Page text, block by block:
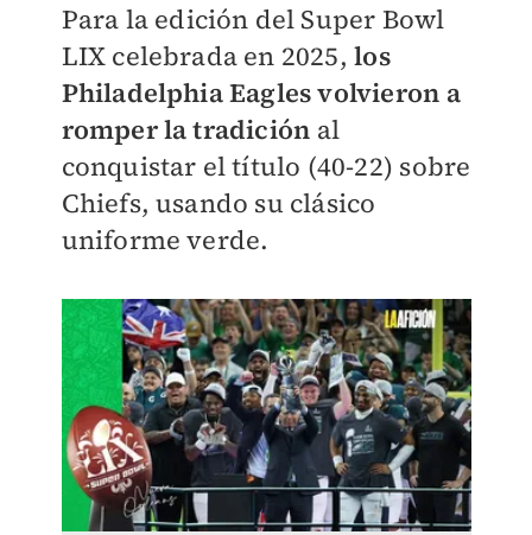
Para la edición del Super Bowl
LIX celebrada en 2025,los
Philadelphia Eagles volvieron a
romper la tradición al
conquistar el título (40-22) sobre
Chiefs, usando su clásico
uniforme verde.